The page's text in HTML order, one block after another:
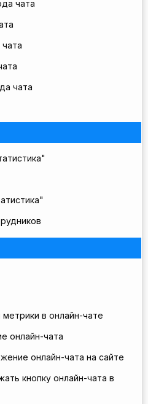
чата
чата
в онлайн-чате
онлайн-чата
онлайн-чата на сайте
кнопку онлайн-чата в